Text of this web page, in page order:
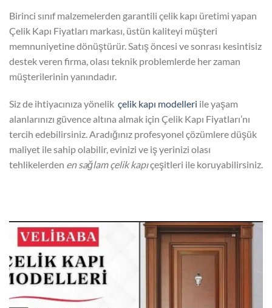
Birinci sınıf malzemelerden garantili çelik kapı üretimi yapan
Çelik Kapı Fiyatları markası, üstün kaliteyi müşteri
memnuniyetine dönüştürür. Satış öncesi ve sonrası kesintisiz
destek veren firma, olası teknik problemlerde her zaman
müşterilerinin yanındadır.
Siz de ihtiyacınıza yönelik çelik kapı modelleri ile yaşam
alanlarınızı güvence altına almak için Çelik Kapı Fiyatları’nı
tercih edebilirsiniz. Aradığınız profesyonel çözümlere düşük
maliyet ile sahip olabilir, evinizi ve iş yerinizi olası
tehlikelerden en sağlam çelik kapıçeşitleri ile koruyabilirsiniz.